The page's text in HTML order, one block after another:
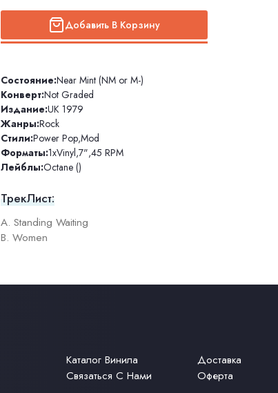
Добавить В Корзину
Состояние:Near Mint (NM or M-)
Конверт:Not Graded
Издание:UK 1979
Жанры:Rock
Стили:Power Pop,Mod
Форматы:1xVinyl,7",45 RPM
Лейблы:Octane ()
ТрекЛист:
A. Standing Waiting
B. Women
Каталог Винила
Связаться С Нами
Доставка
Оферта